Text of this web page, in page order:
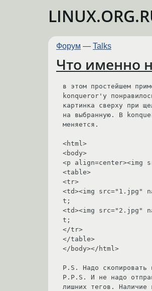
Форум — Talks
Что именно
в этом простейшем
konqueror'у
картинка сверху при
на выбранную. В
меняется.
<html>
<body>
<p align=center><img
<table>
<tr>
<td><img src="1.jpg"
t;
<td><img src="2.jpg"
t;
</tr>
</table>
</body></html>
P.S. Надо
P.P.S. И не надо
лишних тегов.